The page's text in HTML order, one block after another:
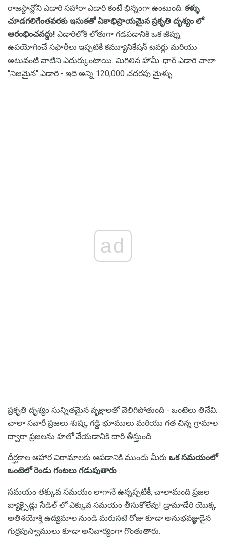
రాజస్థాన్లోని ఎడారి సహారా ఎడారి కంటే భిన్నంగా ఉంటుంది. కళ్ళు
చూడగలిగేంతవరకు ఇసుకతో ఏకాభిప్రాయమైన ప్రకృతి దృశ్యం లో
ఆరంభించవద్దు! ఎడారిలోకి లోతుగా గడపడానికి ఒక జీప్ను
ఉపయోగించే సఫారీలు ఇప్పటికీ కమ్యూనికేషన్ టవర్లు మరియు
అటువంటి వాటిని ఎదుర్కుంటాయి. మిగిలిన హామీ: థార్ ఎడారి చాలా
"నిజమైన" ఎడారి - ఇది అన్ని 120,000 చదరపు మైళ్ళు.
ad
ప్రకృతి దృశ్యం సున్నితమైన వృక్షాలతో వెలిగిపోతుంది - ఒంటెలు తినేవి.
చాలా సవారీ ప్రజలు శుష్క గడ్డి భూములు మరియు గత చిన్న గ్రామాల
ద్వారా ప్రజలను హలో వేయడానికి దారి తీస్తుంది.
దీర్ఘకాల ఆహార విరామాలకు ఆపడానికి ముందు మీరు ఒక సమయంలో
ఒంటెలో రెండు గంటలు గడుపుతారు .
సమయం తక్కువ సమయం లాగానే ఉన్నప్పటికీ, చాలామంది ప్రజల
బ్యాక్సైడ్లు సేడిల్ లో ఎక్కువ సమయం తీసుకోలేవు! డ్రామాడేరి యొక్క
అతిశయోక్తి ఉద్యమాల నుండి మరుసటి రోజు కూడా అనుభవజ్ఞుడైన
గుర్రపుస్వాములు కూడా అనివార్యంగా గొంతుతారు.